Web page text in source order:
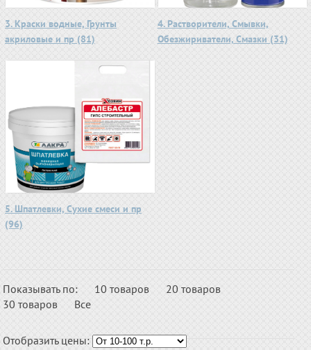
3. Краски водные, Грунты
акриловые и пр (81)
4. Растворители, Смывки,
Обезжириватели, Смазки (31)
5. Шпатлевки, Сухие смеси и пр
(96)
Показывать по: 10 товаров
20 товаров
30 товаров
Все
Отобразить цены: